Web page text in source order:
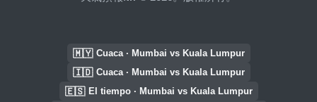
🇲🇾 Cuaca · Mumbai vs Kuala Lumpur
🇮🇩 Cuaca · Mumbai vs Kuala Lumpur
🇪🇸 El tiempo · Mumbai vs Kuala Lumpur